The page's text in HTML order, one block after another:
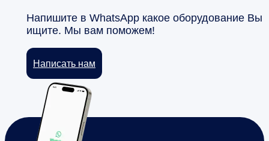
Напишите в WhatsApp какое оборудование Вы
ищите. Мы вам поможем!
Написать нам